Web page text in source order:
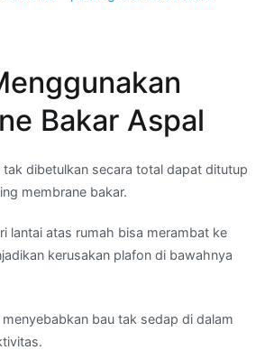
Bakar Aspal
tak dibetulkan secara total dapat ditutup
membrane bakar.
lantai atas rumah bisa merambat ke
kerusakan plafon di bawahnya
bau tak sedap di dalam